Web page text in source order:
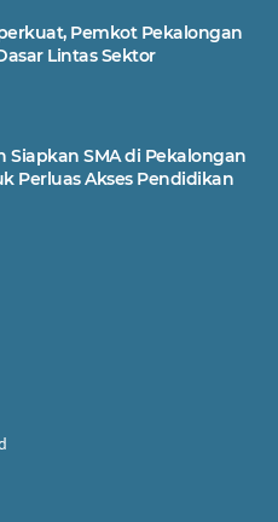
Pemkot Pekalongan
Lintas Sektor
Siapkan SMA di Pekalongan
Perluas Akses Pendidikan